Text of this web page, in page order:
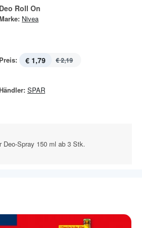
Deo Roll On
Nivea
Preis: € 1,79 € 2,19
Händler: SPAR
Deo-Spray 150 ml ab 3 Stk.